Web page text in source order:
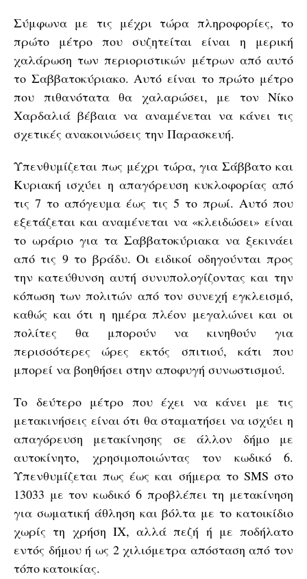
Σύμφωνα με τις μέχρι τώρα πληροφορίες, το
πρώτο μέτρο που συζητείται είναι η μερική
χαλάρωση των περιοριστικών μέτρων από αυτό
το Σαββατοκύριακο. Αυτό είναι το πρώτο μέτρο
που πιθανότατα θα χαλαρώσει, με τον Νίκο
Χαρδαλιά βέβαια να αναμένεται να κάνει τις
σχετικές ανακοινώσεις την Παρασκευή.
Υπενθυμίζεται πως μέχρι τώρα, για Σάββατο και
Κυριακή ισχύει η απαγόρευση κυκλοφορίας από
τις 7 το απόγευμα έως τις 5 το πρωί. Αυτό που
εξετάζεται και αναμένεται να «κλειδώσει» είναι
το ωράριο για τα Σαββατοκύριακα να ξεκινάει
από τις 9 το βράδυ. Οι ειδικοί οδηγούνται προς
την κατεύθυνση αυτή συνυπολογίζοντας και την
κόπωση των πολιτών από τον συνεχή εγκλεισμό,
καθώς και ότι η ημέρα πλέον μεγαλώνει και οι
πολίτες θα μπορούν να κινηθούν για
περισσότερες ώρες εκτός σπιτιού, κάτι που
μπορεί να βοηθήσει στην αποφυγή συνωστισμού.
Το δεύτερο μέτρο που έχει να κάνει με τις
μετακινήσεις είναι ότι θα σταματήσει να ισχύει η
απαγόρευση μετακίνησης σε άλλον δήμο με
αυτοκίνητο, χρησιμοποιώντας τον κωδικό 6.
Υπενθυμίζεται πως έως και σήμερα το SMS στο
13033 με τον κωδικό 6 προβλέπει τη μετακίνηση
για σωματική άθληση και βόλτα με το κατοικίδιο
χωρίς τη χρήση ΙΧ, αλλά πεζή ή με ποδήλατο
εντός δήμου ή ως 2 χιλιόμετρα απόσταση από τον
τόπο κατοικίας.